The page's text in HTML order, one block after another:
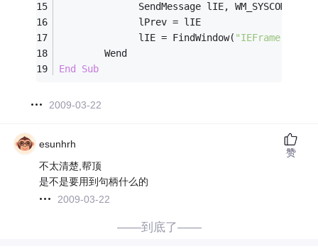
SendMessage lIE,
              lPrev = lIE
              lIE = FindWindow(
"IEFrame"
        Wend
End
Sub
2009-03-22
esunhrh
不太清楚,帮顶
是不是要用到句柄什么的
2009-03-22
赞
——到底了——